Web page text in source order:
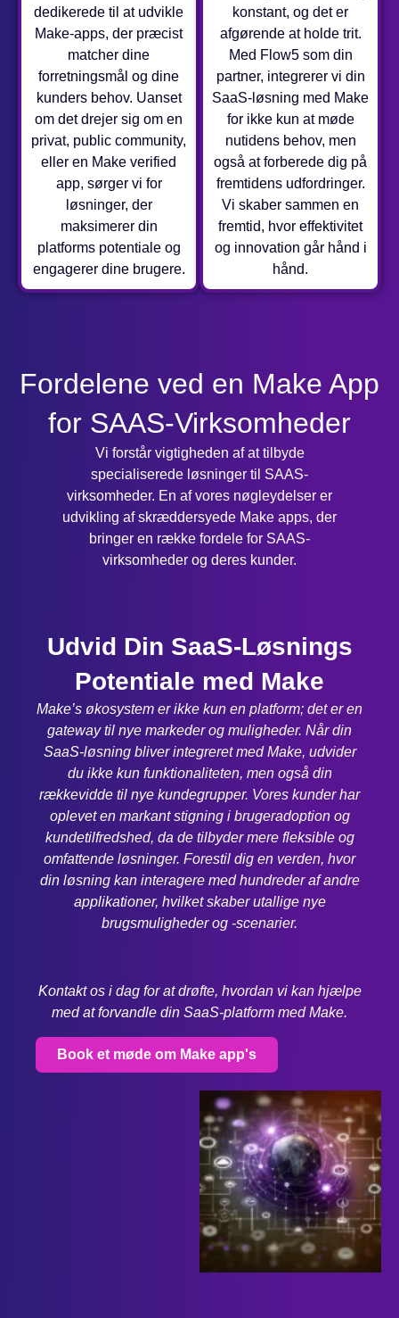
dedikerede til at udvikle
Make-apps, der præcist
matcher dine
forretningsmål og dine
kunders behov. Uanset
om det drejer sig om en
privat, public community,
eller en Make verified
app, sørger vi for
løsninger, der
maksimerer din
platforms potentiale og
engagerer dine brugere.
konstant, og det er
afgørende at holde trit.
Med Flow5 som din
partner, integrerer vi din
SaaS-løsning med Make
for ikke kun at møde
nutidens behov, men
også at forberede dig på
fremtidens udfordringer.
Vi skaber sammen en
fremtid, hvor effektivitet
og innovation går hånd i
hånd.
Fordelene ved en Make App
for SAAS-Virksomheder
Vi forstår vigtigheden af at tilbyde
specialiserede løsninger til SAAS-
virksomheder. En af vores nøgleydelser er
udvikling af skræddersyede Make apps, der
bringer en række fordele for SAAS-
virksomheder og deres kunder.
Udvid Din SaaS-Løsnings
Potentiale med Make
Make’s økosystem er ikke kun en platform; det er en
gateway til nye markeder og muligheder. Når din
SaaS-løsning bliver integreret med Make, udvider
du ikke kun funktionaliteten, men også din
rækkevidde til nye kundegrupper. Vores kunder har
oplevet en markant stigning i brugeradoption og
kundetilfredshed, da de tilbyder mere fleksible og
omfattende løsninger. Forestil dig en verden, hvor
din løsning kan interagere med hundreder af andre
applikationer, hvilket skaber utallige nye
brugsmuligheder og -scenarier.
Kontakt os i dag for at drøfte, hvordan vi kan hjælpe
med at forvandle din SaaS-platform med Make.
Book et møde om Make app's